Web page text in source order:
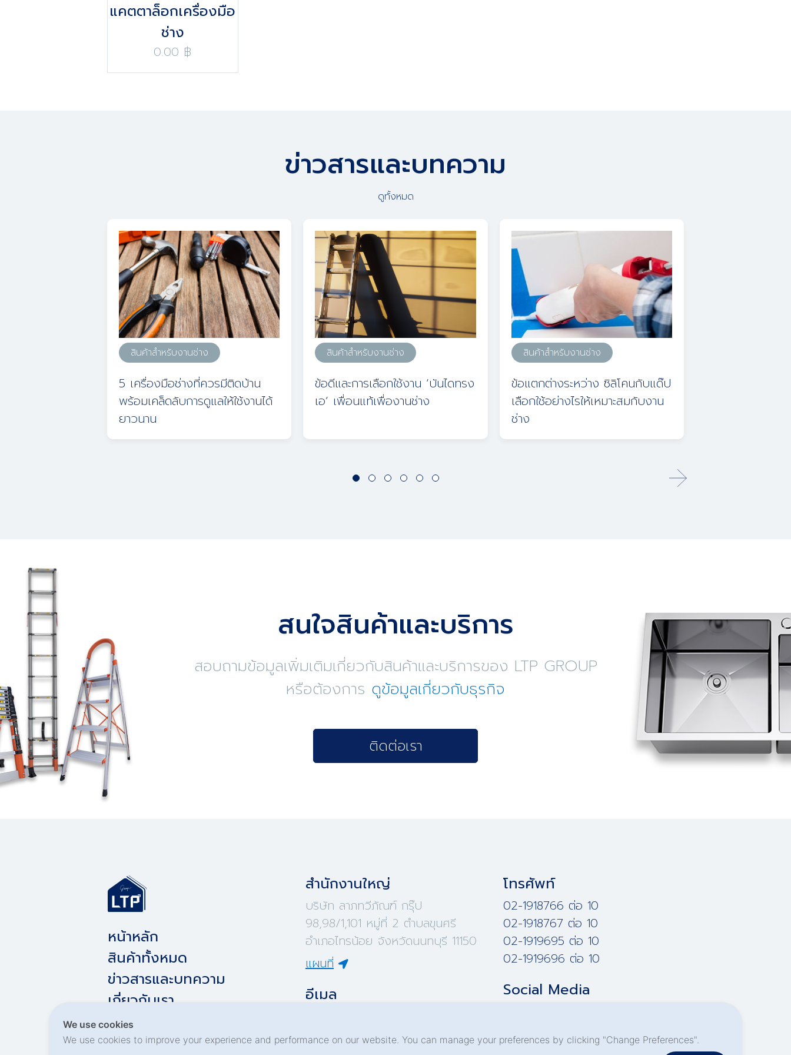
แคตตาล็อกเครื่องมือ
ช่าง
0.00 ฿
ข่าวสารและบทความ
ดูทั้งหมด
สินค้าสำหรับงานช่าง
5 เครื่องมือช่างที่ควรมีติดบ้าน
พร้อมเคล็ดลับการดูแลให้ใช้งานได้
ยาวนาน
สินค้าสำหรับงานช่าง
ข้อดีและการเลือกใช้งาน ‘บันไดทรง
เอ’ เพื่อนแท้เพื่องานช่าง
สินค้าสำหรับงานช่าง
ข้อแตกต่างระหว่าง ซิลิโคนกับแด๊ป
เลือกใช้อย่างไรให้เหมาะสมกับงาน
ช่าง
สนใจสินค้าและบริการ
สอบถามข้อมูลเพิ่มเติมเกี่ยวกับสินค้าและบริการของ LTP GROUP
หรือต้องการ ดูข้อมูลเกี่ยวกับธุรกิจ
ติดต่อเรา
หน้าหลัก
สินค้าทั้งหมด
ข่าวสารและบทความ
เกี่ยวกับเรา
ติดต่อเรา
สำนักงานใหญ่
บริษัท ลาภทวีภัณฑ์ กรุ๊ป
98,98/1,101 หมู่ที่ 2 ตำบลขุนศรี
อำเภอไทรน้อย จังหวัดนนทบุรี 11150
แผนที่
อีเมล
โทรศัพท์
02-1918766 ต่อ 10
02-1918767 ต่อ 10
02-1919695 ต่อ 10
02-1919696 ต่อ 10
Social Media
We use cookies
We use cookies to improve your experience and performance on our website. You can manage your preferences by clicking "Change Preferences".